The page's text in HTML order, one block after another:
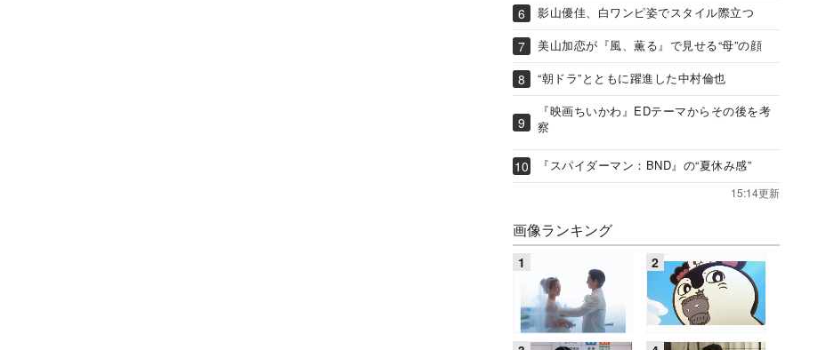
影山優佳、白ワンピ姿でスタイル際立つ
美山加恋が『風、薫る』で見せる“母”の顔
“朝ドラ”とともに躍進した中村倫也
『映画ちいかわ』EDテーマからその後を考
察
『スパイダーマン：BND』の“夏休み感”
15:14更新
画像ランキング